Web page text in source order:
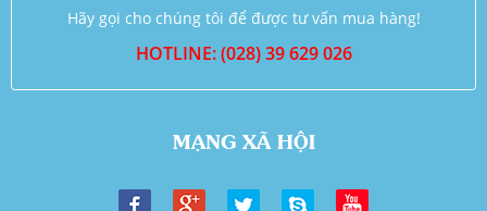
Hãy gọi cho chúng tôi để được tư vấn mua hàng!
HOTLINE: (028) 39 629 026
MẠNG XÃ HỘI